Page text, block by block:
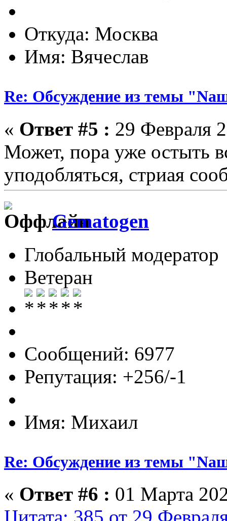
Откуда: Москва
Имя: Вячеслав
Re: Обсуждение из темы
« Ответ #5 : 29 Февраля
Может, пора уже остыть
уподобляться, стриая
Gematogen
Глобальный модератор
Ветеран
Сообщений: 6977
Репутация: +256/-1
Имя: Михаил
Re: Обсуждение из темы
« Ответ #6 : 01 Марта